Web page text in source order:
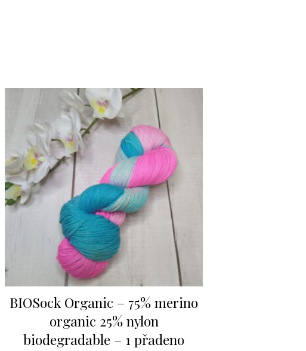
BIOSock Organic – 75% merino
organic 25% nylon
biodegradable – 1 přadeno